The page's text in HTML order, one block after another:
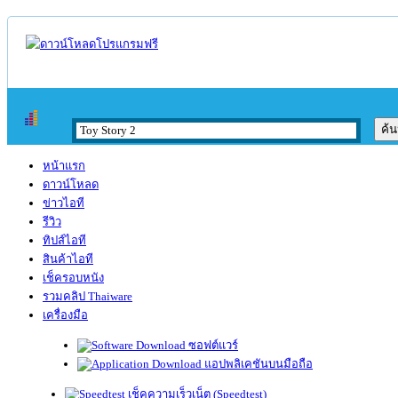
หน้าแรก
ดาวน์โหลด
ข่าวไอที
รีวิว
ทิปส์ไอที
สินค้าไอที
เช็ครอบหนัง
รวมคลิป Thaiware
เครื่องมือ
ซอฟต์แวร์
แอปพลิเคชันบนมือถือ
เช็คความเร็วเน็ต (Speedtest)